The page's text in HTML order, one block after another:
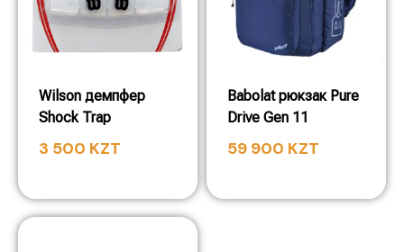
Wilson демпфер
Shock Trap
3 500 KZT
Babolat рюкзак Pure
Drive Gen 11
59 900 KZT